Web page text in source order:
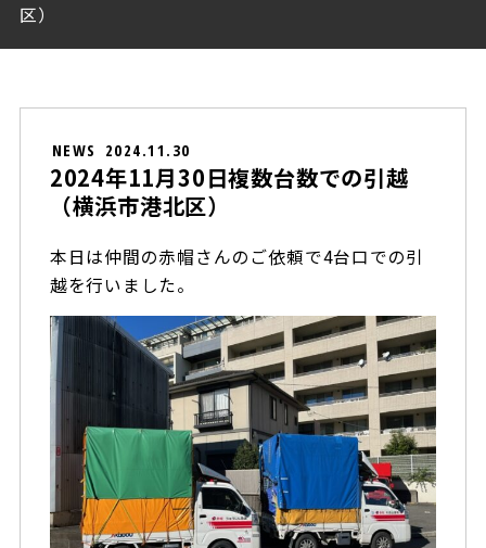
区）
NEWS 2024.11.30
2024年11月30日複数台数での引越
（横浜市港北区）
本日は仲間の赤帽さんのご依頼で4台口での引
越を行いました。